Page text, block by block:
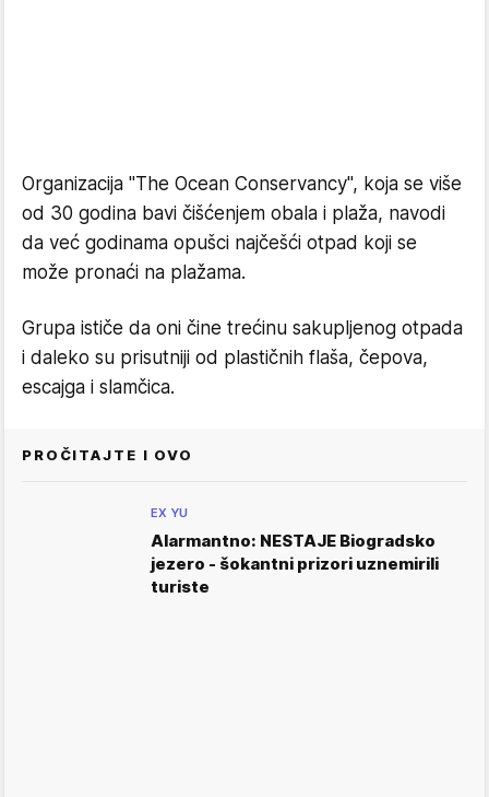
Organizacija "The Ocean Conservancy", koja se više
od 30 godina bavi čišćenjem obala i plaža, navodi
da već godinama opušci najčešći otpad koji se
može pronaći na plažama.
Grupa ističe da oni čine trećinu sakupljenog otpada
i daleko su prisutniji od plastičnih flaša, čepova,
escajga i slamčica.
PROČITAJTE I OVO
EX YU
Alarmantno: NESTAJE Biogradsko
jezero - šokantni prizori uznemirili
turiste